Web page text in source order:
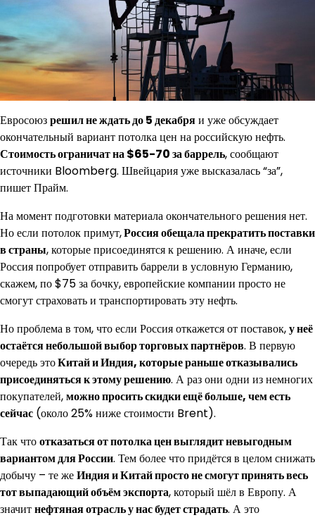
Евросоюзрешил не ждать до 5 декабряи уже обсуждает
окончательный вариант потолка цен на российскую нефть.
Стоимость ограничат на $65-70 за баррель, сообщают
источники Bloomberg. Швейцария уже высказалась “за”,
пишет Прайм.
На момент подготовки материала окончательного решения нет.
Но если потолок примут,Россия обещала прекратить поставки
в страны, которые присоединятся к решению. А иначе, если
Россия попробует отправить баррели в условную Германию,
скажем, по $75 за бочку, европейские компании просто не
смогут страховать и транспортировать эту нефть.
Но проблема в том, что если Россия откажется от поставок,у неё
остаётся небольшой выбор торговых партнёров. В первую
очередь этоКитай и Индия, которые раньше отказывались
присоединяться к этому решению. А раз они одни из немногих
покупателей,можно просить скидки ещё больше, чем есть
сейчас (около 25% ниже стоимости Brent).
Так чтоотказаться от потолка цен выглядит невыгодным
вариантом для России. Тем более что придётся в целом снижать
добычу – те жеИндия и Китай просто не смогут принять весь
тот выпадающий объём экспорта, который шёл в Европу. А
значитнефтяная отрасль у нас будет страдать. А это